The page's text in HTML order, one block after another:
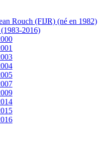
Rouch (FIJR) (né en 1982)
2016)